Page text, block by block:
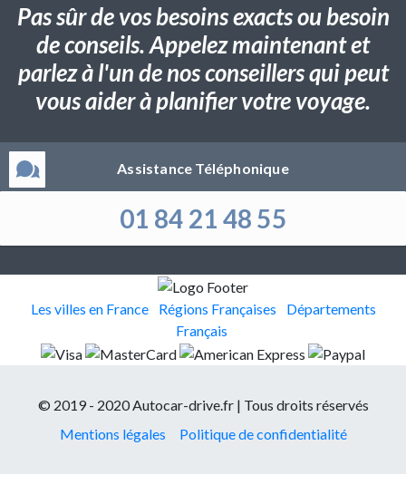
Pas sûr de vos besoins exacts ou besoin
de conseils. Appelez maintenant et
parlez à l'un de nos conseillers qui peut
vous aider à planifier votre voyage.
Assistance Téléphonique
01 84 21 48 55
Les villes en France Régions Françaises
Départements
Français
© 2019 - 2020 Autocar-drive.fr | Tous droits réservés
Mentions légales
Politique de confidentialité